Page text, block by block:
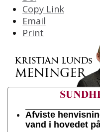
Copy Link
Email
Print
Afviste
vand i hovedet